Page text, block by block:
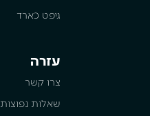
גיפט כארד
עזרה
צרו קשר
שאלות נפוצות